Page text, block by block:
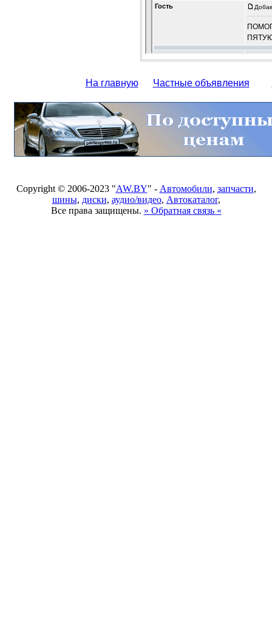
На главную Частные объявления
Copyright © 2006-2023 "AW.BY" - Автомобили, запчасти,
шины, диски, аудио/видео, Автокаталог,
Все права защищены. » Обратная связь «